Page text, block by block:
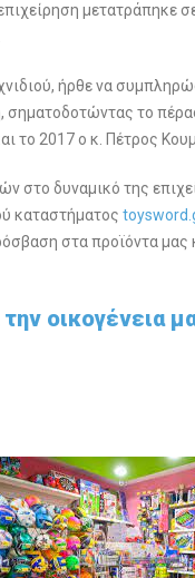
ήρθε να
το
το 2017 ο κ. Πέτρος
δυναμικό της
καταστήματος
στα προϊόντα μας
την οικογένεια